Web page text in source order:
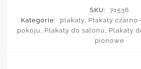
SKU:
71536
Kategorie:
plakaty Plakaty czarno-
pokoju
Plakaty do salonu Plakaty
pionowe